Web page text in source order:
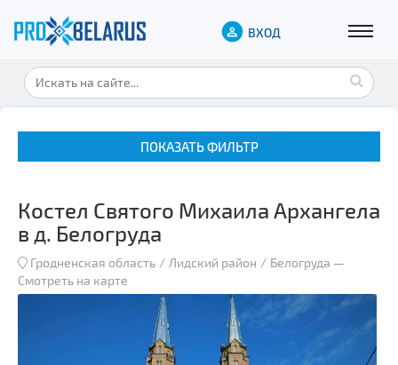
ВХОД
ПОКАЗАТЬ ФИЛЬТР
Военная история
Костел Святого Михаила Архангела
в д. Белогруда
Гродненская область Лидский район Белогруда —
Смотреть на карте